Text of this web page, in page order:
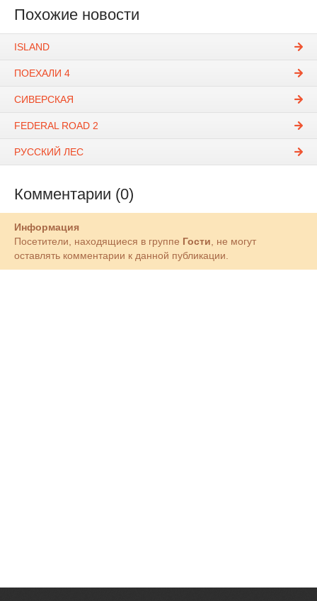
Похожие новости
ISLAND
ПОЕХАЛИ 4
СИВЕРСКАЯ
FEDERAL ROAD 2
РУССКИЙ ЛЕС
Комментарии (0)
Информация
Посетители, находящиеся в группе Гости, не могут
оставлять комментарии к данной публикации.